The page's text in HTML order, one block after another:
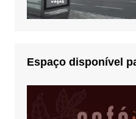
Espaço disponível